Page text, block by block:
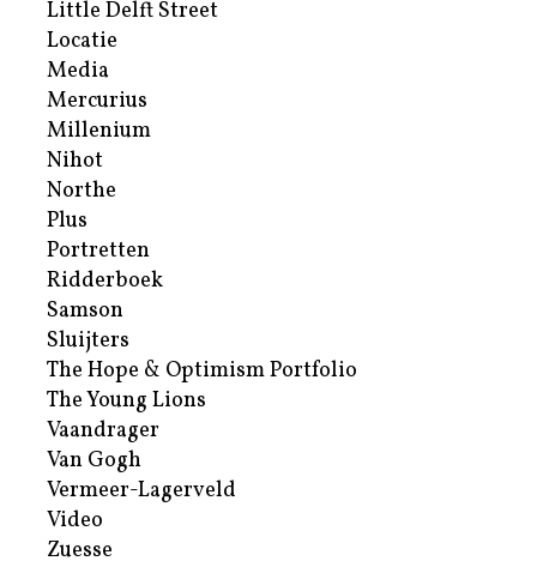
Little Delft Street
Locatie
Media
Mercurius
Millenium
Nihot
Northe
Plus
Portretten
Ridderboek
Samson
Sluijters
The Hope & Optimism Portfolio
The Young Lions
Vaandrager
Van Gogh
Vermeer-Lagerveld
Video
Zuesse